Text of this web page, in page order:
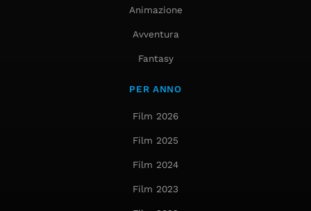
Animazione
Avventura
Fantasy
PER ANNO
Film 2026
Film 2025
Film 2024
Film 2023